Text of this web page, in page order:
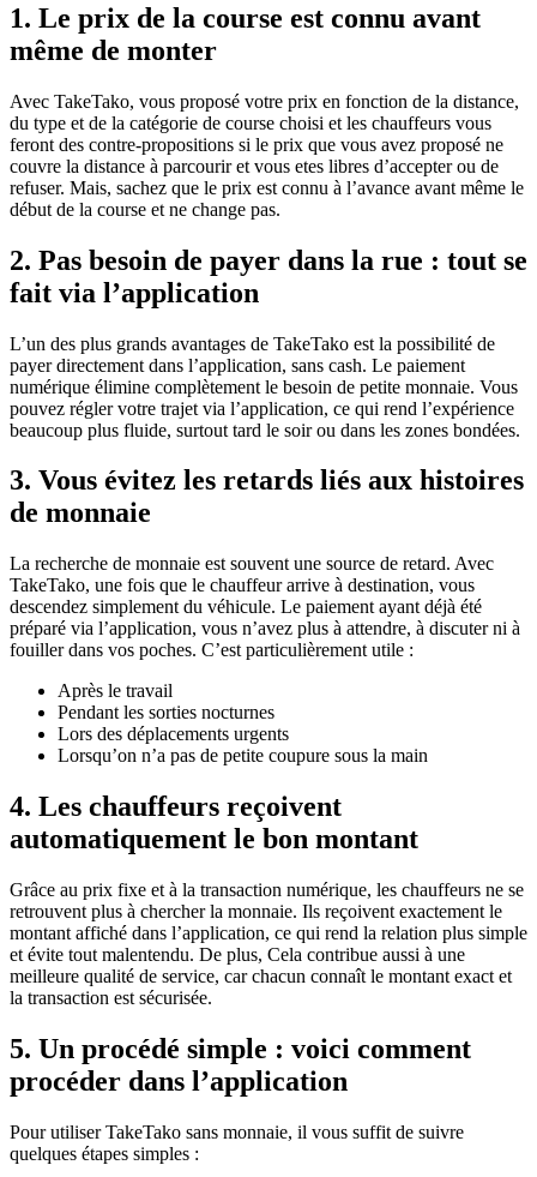
1. Le prix de la course est connu avant
même de monter
Avec TakeTako, vous proposé votre prix en fonction de la distance,
du type et de la catégorie de course choisi et les chauffeurs vous
feront des contre-propositions si le prix que vous avez proposé ne
couvre la distance à parcourir et vous etes libres d’accepter ou de
refuser. Mais, sachez que le prix est connu à l’avance avant même le
début de la course et ne change pas.
2. Pas besoin de payer dans la rue : tout se
fait via l’application
L’un des plus grands avantages de TakeTako est la possibilité de
payer directement dans l’application, sans cash. Le paiement
numérique élimine complètement le besoin de petite monnaie. Vous
pouvez régler votre trajet via l’application, ce qui rend l’expérience
beaucoup plus fluide, surtout tard le soir ou dans les zones bondées.
3. Vous évitez les retards liés aux histoires
de monnaie
La recherche de monnaie est souvent une source de retard. Avec
TakeTako, une fois que le chauffeur arrive à destination, vous
descendez simplement du véhicule. Le paiement ayant déjà été
préparé via l’application, vous n’avez plus à attendre, à discuter ni à
fouiller dans vos poches. C’est particulièrement utile :
Après le travail
Pendant les sorties nocturnes
Lors des déplacements urgents
Lorsqu’on n’a pas de petite coupure sous la main
4. Les chauffeurs reçoivent
automatiquement le bon montant
Grâce au prix fixe et à la transaction numérique, les chauffeurs ne se
retrouvent plus à chercher la monnaie. Ils reçoivent exactement le
montant affiché dans l’application, ce qui rend la relation plus simple
et évite tout malentendu. De plus, Cela contribue aussi à une
meilleure qualité de service, car chacun connaît le montant exact et
la transaction est sécurisée.
5. Un procédé simple : voici comment
procéder dans l’application
Pour utiliser TakeTako sans monnaie, il vous suffit de suivre
quelques étapes simples :